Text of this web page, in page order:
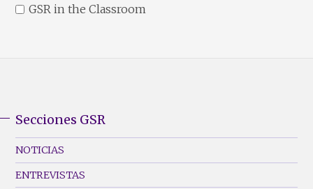
GSR in the Classroom
Footer
Menu
(Left)
Secciones GSR
NOTICIAS
ENTREVISTAS